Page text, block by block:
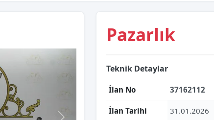
Pazarlık
Teknik Detaylar
İlan No 37162112
İlan Tarihi 31.01.2026